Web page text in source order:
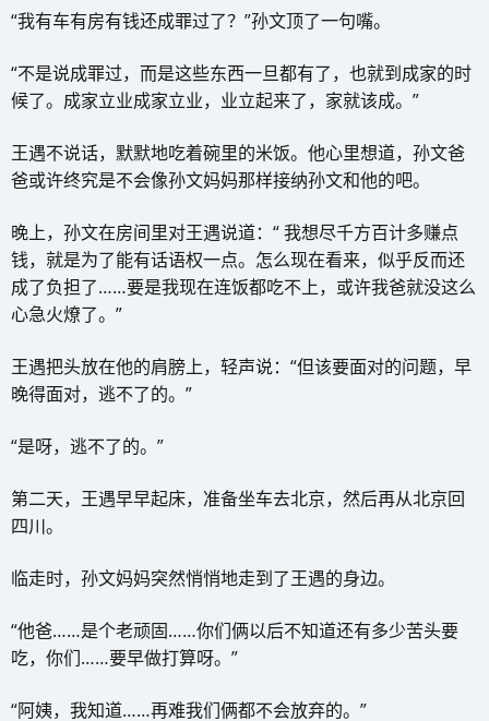
“我有车有房有钱还成罪过了？”孙文顶了一句嘴。
“不是说成罪过，而是这些东西一旦都有了，也就到成家的时
候了。成家立业成家立业，业立起来了，家就该成。”
王遇不说话，默默地吃着碗里的米饭。他心里想道，孙文爸
爸或许终究是不会像孙文妈妈那样接纳孙文和他的吧。
晚上，孙文在房间里对王遇说道：“ 我想尽千方百计多赚点
钱，就是为了能有话语权一点。怎么现在看来，似乎反而还
成了负担了……要是我现在连饭都吃不上，或许我爸就没这么
心急火燎了。”
王遇把头放在他的肩膀上，轻声说：“但该要面对的问题，早
晚得面对，逃不了的。”
“是呀，逃不了的。”
第二天，王遇早早起床，准备坐车去北京，然后再从北京回
四川。
临走时，孙文妈妈突然悄悄地走到了王遇的身边。
“他爸……是个老顽固……你们俩以后不知道还有多少苦头要
吃，你们……要早做打算呀。”
“阿姨，我知道……再难我们俩都不会放弃的。”